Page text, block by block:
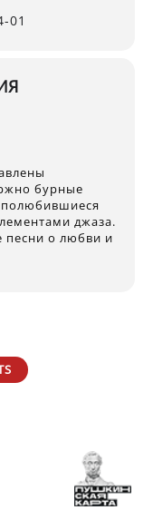
01
бурные
джаза.
песни о любви и